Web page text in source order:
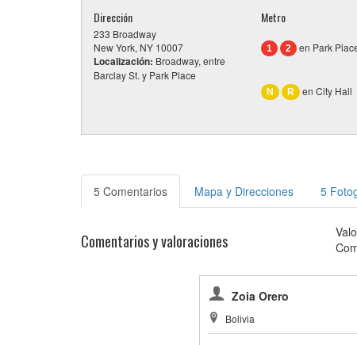
Dirección
233 Broadway
New York, NY 10007
Localización: Broadway, entre
Barclay St. y Park Place
Metro
1 2 en Park
N R en City Hall
5 Comentarios Mapa y Direcciones 5
Comentarios y valoraciones
Zoia Orero
Bolivia